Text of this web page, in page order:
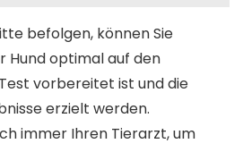
befolgen, können Sie
Hund optimal auf den
vorbereitet ist und die
erzielt werden.
immer Ihren Tierarzt, um